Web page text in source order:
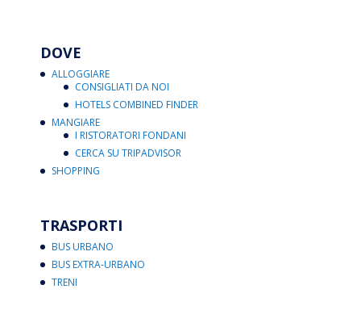
DOVE
ALLOGGIARE
CONSIGLIATI DA NOI
HOTELS COMBINED FINDER
MANGIARE
I RISTORATORI FONDANI
CERCA SU TRIPADVISOR
SHOPPING
TRASPORTI
BUS URBANO
BUS EXTRA-URBANO
TRENI